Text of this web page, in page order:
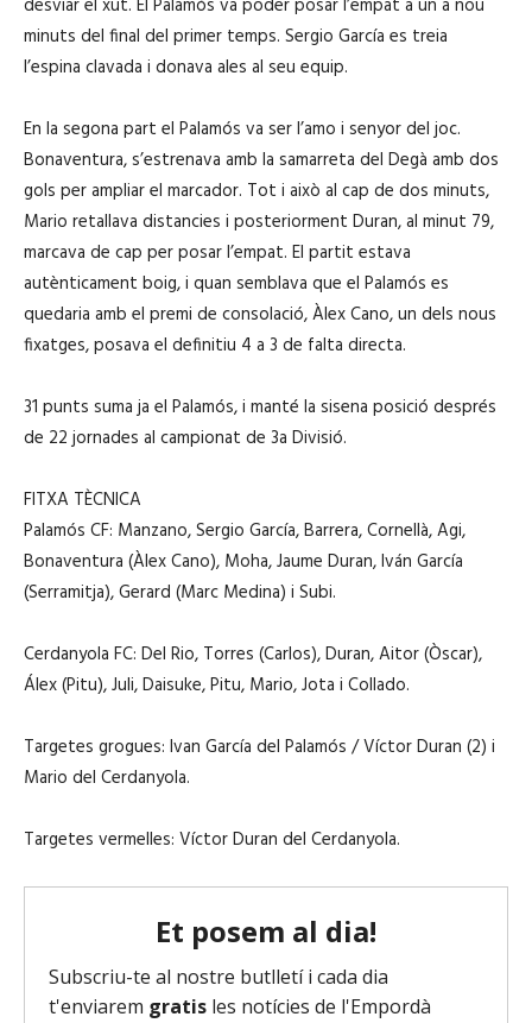
à
u
d
o
minuts del final del primer temps. Sergio García es treia
l’espina clavada i donava ales al seu equip.
En la segona part el Palamós va ser l’amo i senyor del joc.
Bonaventura, s’estrenava amb la samarreta del Degà amb dos
gols per ampliar el marcador. Tot i això al cap de dos minuts,
Mario retallava distancies i posteriorment Duran, al minut 79,
marcava de cap per posar l’empat. El partit estava
autènticament boig, i quan semblava que el Palamós es
quedaria amb el premi de consolació, Àlex Cano, un dels nous
fixatges, posava el definitiu 4 a 3 de falta directa.
31 punts suma ja el Palamós, i manté la sisena posició després
de 22 jornades al campionat de 3a Divisió.
FITXA TÈCNICA
Palamós CF: Manzano, Sergio García, Barrera, Cornellà, Agi,
Bonaventura (Àlex Cano), Moha, Jaume Duran, Iván García
(Serramitja), Gerard (Marc Medina) i Subi.
Cerdanyola FC: Del Rio, Torres (Carlos), Duran, Aitor (Òscar),
Álex (Pitu), Juli, Daisuke, Pitu, Mario, Jota i Collado.
Targetes grogues: Ivan García del Palamós / Víctor Duran (2) i
Mario del Cerdanyola.
Targetes vermelles: Víctor Duran del Cerdanyola.